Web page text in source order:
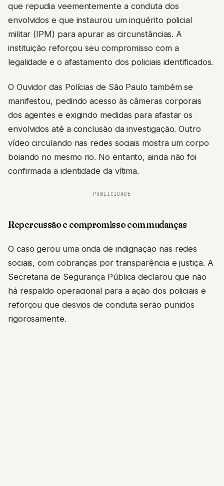
que repudia veementemente a conduta dos
envolvidos e que instaurou um inquérito policial
militar (IPM) para apurar as circunstâncias. A
instituição reforçou seu compromisso com a
legalidade e o afastamento dos policiais identificados.
O Ouvidor das Polícias de São Paulo também se
manifestou, pedindo acesso às câmeras corporais
dos agentes e exigindo medidas para afastar os
envolvidos até a conclusão da investigação. Outro
vídeo circulando nas redes sociais mostra um corpo
boiando no mesmo rio. No entanto, ainda não foi
confirmada a identidade da vítima.
PUBLICIDADE
Repercussão e compromisso com mudanças
O caso gerou uma onda de indignação nas redes
sociais, com cobranças por transparência e justiça. A
Secretaria de Segurança Pública declarou que não
há respaldo operacional para a ação dos policiais e
reforçou que desvios de conduta serão punidos
rigorosamente.